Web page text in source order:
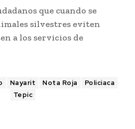
que cuando se
silvestres eviten
a los servicios de
Nayarit Nota Roja
Policiaca
Tepic